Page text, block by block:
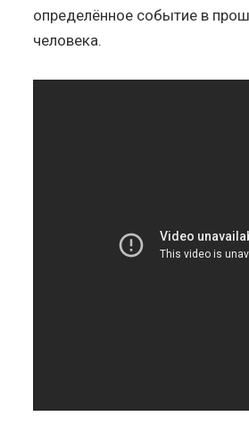
определённое событие в
человека.